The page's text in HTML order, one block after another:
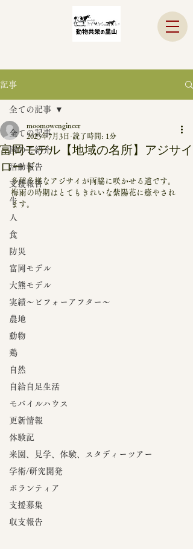
記事
全ての記事
園のご紹介
活動報告
支援報告
牛
人
食
防災
富岡モデル
大熊モデル
実績～ビフォーアフター～
農地
動物
鶏
自然
自給自足生活
モバイルハウス
更新情報
体験記
来園、見学、体験、スタディーツアー
学術/研究開発
ボランティア
支援募集
収支報告
全ての記事
富岡モデル【地域の名所】アジサイ
ロード
moomowengineer
2023年7月3日 読了時間: 1分
多種多様なアジサイが両脇に咲かせる道です。
梅雨の時期はとてもきれいな紫陽花に癒やされ
ます。